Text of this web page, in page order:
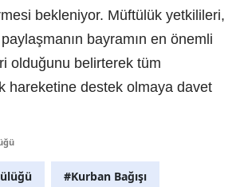
bekleniyor. Müftülük yetkilileri,
bayramın en önemli
olduğunu belirterek tüm
hareketine destek olmaya davet
#Kurban Bağışı